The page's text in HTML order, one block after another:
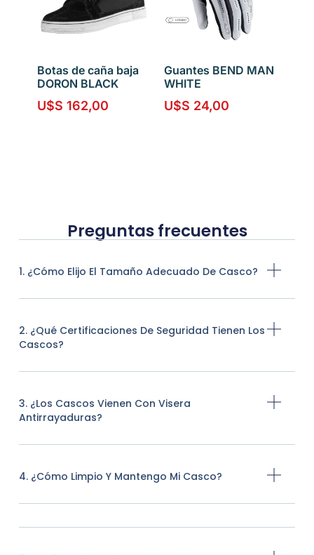
Botas de caña baja
DORON BLACK
U$S 162,00
Guantes BEND MAN
WHITE
U$S 24,00
Preguntas frecuentes
1. ¿Cómo Elijo El Tamaño Adecuado De Casco?
2. ¿Qué Certificaciones De Seguridad Tienen Los
Cascos?
3. ¿Los Cascos Vienen Con Visera
Antirrayaduras?
4. ¿Cómo Limpio Y Mantengo Mi Casco?